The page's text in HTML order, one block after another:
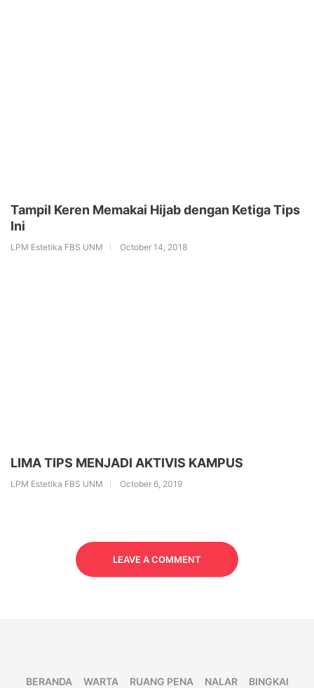
Tampil Keren Memakai Hijab dengan Ketiga Tips
Ini
LPM Estetika FBS UNM October 14, 2018
LIMA TIPS MENJADI AKTIVIS KAMPUS
LPM Estetika FBS UNM October 6, 2019
LEAVE A COMMENT
BERANDA WARTA RUANG PENA NALAR BINGKAI